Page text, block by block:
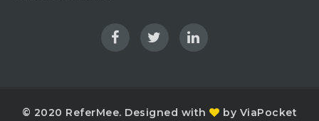
© 2020 ReferMee. Designed with by ViaPocket